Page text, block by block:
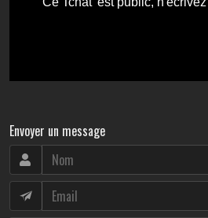
Envoyer un message